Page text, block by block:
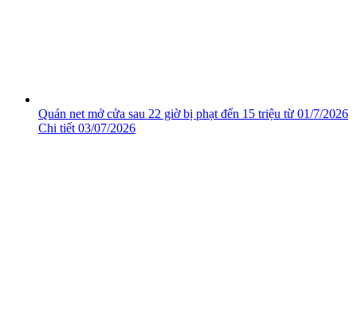
Quán net mở cửa sau 22 giờ bị phạt đến 15 triệu từ 01/7/2026
Chi tiết 03/07/2026